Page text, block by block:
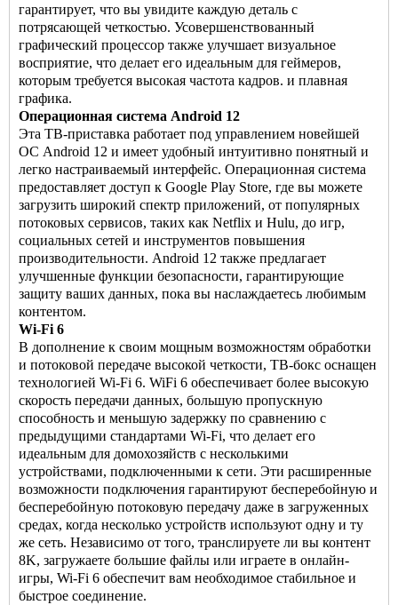
гарантирует, что вы увидите каждую деталь с
потрясающей четкостью. Усовершенствованный
графический процессор также улучшает визуальное
восприятие, что делает его идеальным для геймеров,
которым требуется высокая частота кадров. и плавная
графика.
Операционная система Android 12
Эта ТВ-приставка работает под управлением новейшей
ОС Android 12 и имеет удобный интуитивно понятный и
легко настраиваемый интерфейс. Операционная система
предоставляет доступ к Google Play Store, где вы можете
загрузить широкий спектр приложений, от популярных
потоковых сервисов, таких как Netflix и Hulu, до игр,
социальных сетей и инструментов повышения
производительности. Android 12 также предлагает
улучшенные функции безопасности, гарантирующие
защиту ваших данных, пока вы наслаждаетесь любимым
контентом.
Wi-Fi 6
В дополнение к своим мощным возможностям обработки
и потоковой передаче высокой четкости, ТВ-бокс оснащен
технологией Wi-Fi 6. WiFi 6 обеспечивает более высокую
скорость передачи данных, большую пропускную
способность и меньшую задержку по сравнению с
предыдущими стандартами Wi-Fi, что делает его
идеальным для домохозяйств с несколькими
устройствами, подключенными к сети. Эти расширенные
возможности подключения гарантируют бесперебойную и
бесперебойную потоковую передачу даже в загруженных
средах, когда несколько устройств используют одну и ту
же сеть. Независимо от того, транслируете ли вы контент
8K, загружаете большие файлы или играете в онлайн-
игры, Wi-Fi 6 обеспечит вам необходимое стабильное и
быстрое соединение.